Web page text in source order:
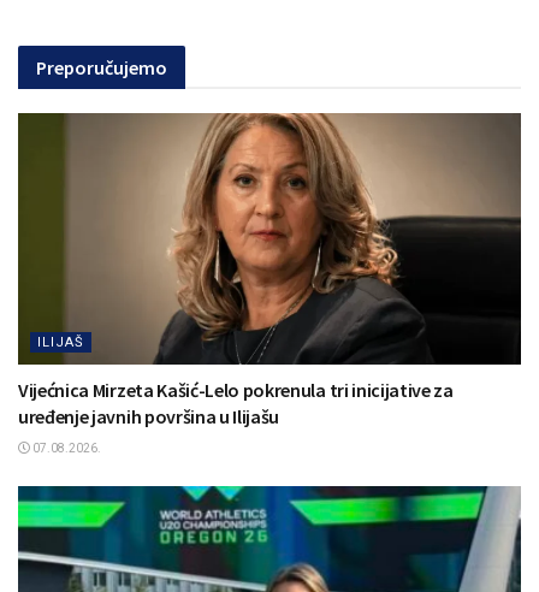
Preporučujemo
ILIJAŠ
Vijećnica Mirzeta Kašić-Lelo pokrenula tri inicijative za
uređenje javnih površina u Ilijašu
07.08.2026.